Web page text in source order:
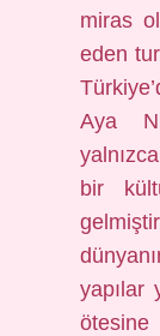
miras
eden
Aya
bir
yapılar